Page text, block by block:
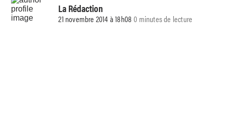
La Rédaction
21 novembre 2014 à 18h08 0 minutes de lecture